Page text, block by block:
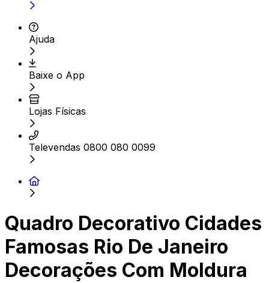
Ajuda
Baixe o App
Lojas Físicas
Televendas 0800 080 0099
Quadro Decorativo Cidades
Famosas Rio De Janeiro
Decorações Com Moldura